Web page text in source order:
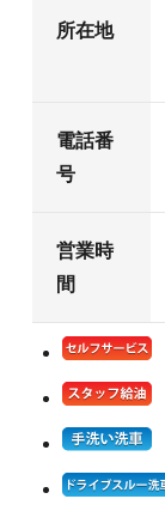
所在地
電話番
号
営業時
間